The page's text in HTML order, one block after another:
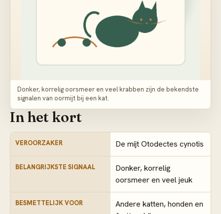
Donker, korrelig oorsmeer en veel krabben zijn de bekendste
signalen van oormijt bij een kat.
In het kort
VEROORZAKER De mijt Otodectes cynotis
BELANGRIJKSTE SIGNAAL
Donker, korrelig
oorsmeer en veel jeuk
BESMETTELIJK VOOR
Andere katten, honden en